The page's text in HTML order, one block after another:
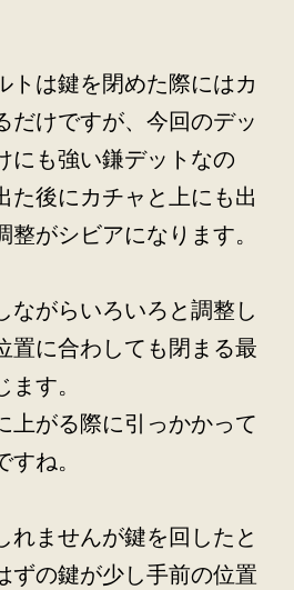
トは鍵を閉めた際にはカ
だけですが、今回のデッ
にも強い鎌デットなの
た後にカチャと上にも出
整がシビアになります。
ながらいろいろと調整し
置に合わしても閉まる最
す。
上がる際に引っかかって
ね。
れませんが鍵を回したと
ずの鍵が少し手前の位置